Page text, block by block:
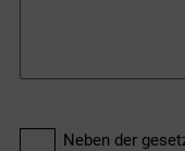
Neben der